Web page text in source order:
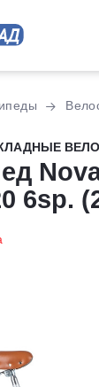
6sp.